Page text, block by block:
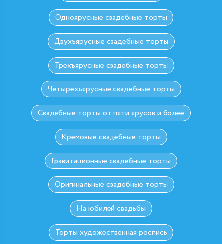
Одноярусные свадебные торты
Двухъярусные свадебные торты
Трехъярусные свадебные торты
Четырехъярусные свадебные торты
Свадебные торты от пяти ярусов и более
Кремовые свадебные торты
Гравитационные свадебные торты
Оригинальные свадебные торты
На юбилей свадьбы
Торты художественная роспись